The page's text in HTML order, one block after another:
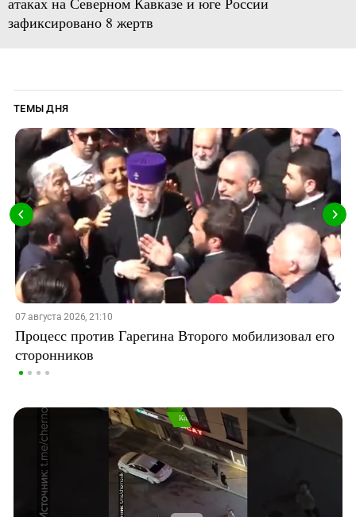
зафиксировано 8 жертв
ТЕМЫ ДНЯ
07 августа 2026, 21:10
Процесс против Гарегина Второго мобилизовал его
сторонников